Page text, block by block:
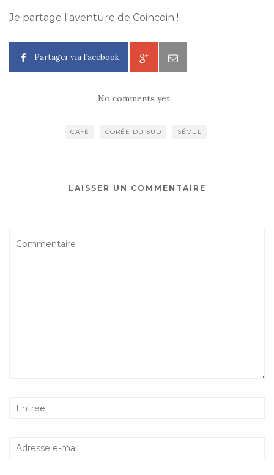
Je partage l'aventure de Coincoin !
Partager via Facebook
No comments yet
CAFÉ CORÉE DU SUD SÉOUL
LAISSER UN COMMENTAIRE